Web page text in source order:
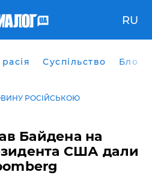
RU
расія Суспільство Блоги
РОСІЙСЬКОЮ
Байдена на
США дали